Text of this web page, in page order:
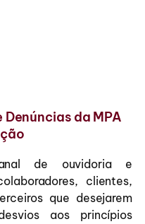
da MPA
de ouvidoria e
clientes,
que desejarem
aos princípios